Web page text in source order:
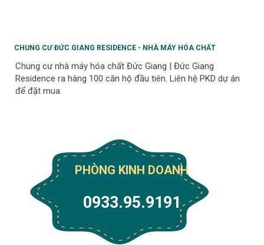
CHUNG CƯ ĐỨC GIANG RESIDENCE - NHÀ MÁY HÓA CHẤT
Chung cư nhà máy hóa chất Đức Giang | Đức Giang
Residence ra hàng 100 căn hộ đầu tiên. Liên hệ PKD dự án
để đặt mua.
PHÒNG KINH DOANH
0933.95.9191